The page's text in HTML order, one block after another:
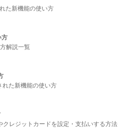
た新機能の使い方
方
解説一覧
れた新機能の使い方
レジットカードを設定・支払いする方法